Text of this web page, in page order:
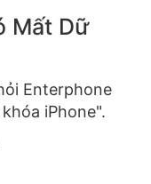
Mất Dữ
Enterphone
iPhone".